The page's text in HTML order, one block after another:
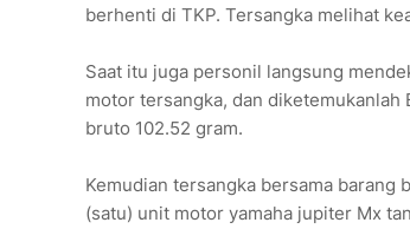
berhenti di TKP. Tersangka melihat
Saat itu juga personil langsung
motor tersangka, dan
bruto 102.52 gram.
Kemudian tersangka bersama
(satu) unit motor yamaha jupiter Mx